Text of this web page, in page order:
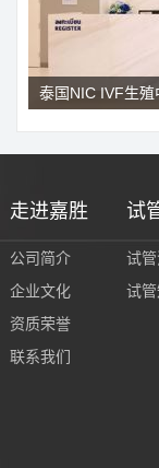
泰国NIC IVF生殖
走进嘉胜
公司简介
企业文化
资质荣誉
联系我们
试
试
试